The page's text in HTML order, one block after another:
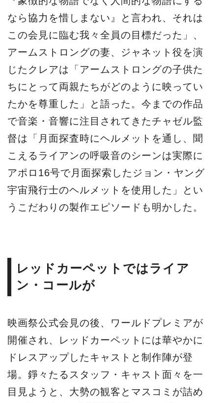
なら協力を惜しまない』と言われ、それは
この会見に臨む我々全員の目標だった」、
アームストロングの妻、ジャネット役を演
じたクレアは「アームストロングの子供た
ちにとって両親たちがどのように映ってい
たかを尊重した」と語った。今までの作品
で音楽・音響に注目されてきたチャゼル監
督は「月面探査時にヘルメットを通し、聞
こえるライアンの呼吸音のシーンは実際に
アポロ16号で月面探索したジョン・ヤング
宇宙飛行士のヘルメットを使用した」とい
うこだわりの製作エピソードも明かした。
レッドカーペットではライア
ン・コールが
映画祭公式会見の後、ワールドプレミアが
開催され、レッドカーペットには華やかに
ドレスアップしたキャストと制作陣が登
場。錚々たるスタッフ・キャスト面々を一
目見ようと、大勢の観客とマスコミが詰め